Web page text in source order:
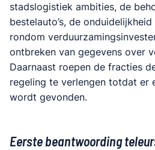
stadslogistiek ambities, de
bestelauto’s, de
rondom
ontbreken van gegevens over
Daarnaast roepen de fracties
regeling te verlengen totdat er
wordt gevonden.
Eerste beantwoording